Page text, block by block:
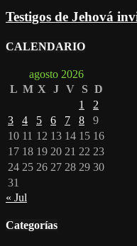
Testigos de Jehová
CALENDARIO
agosto 2026
L M X J V S D
1
2
3
4 5 6 7 8
9
10 11 12 13 14 15 16
17 18 19 20 21 22 23
24 25 26 27 28 29 30
31
« Jul
Categorías